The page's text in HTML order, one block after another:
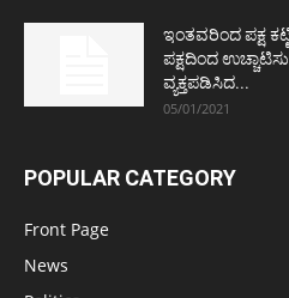
ಇಂತವರಿಂದ ಪಕ್ಷ
ಪಕ್ಷದಿಂದ
ವ್ಯಕ್ತಪಡಿಸಿದ...
05/01/2021
POPULAR CATEGORY
Front Page
News